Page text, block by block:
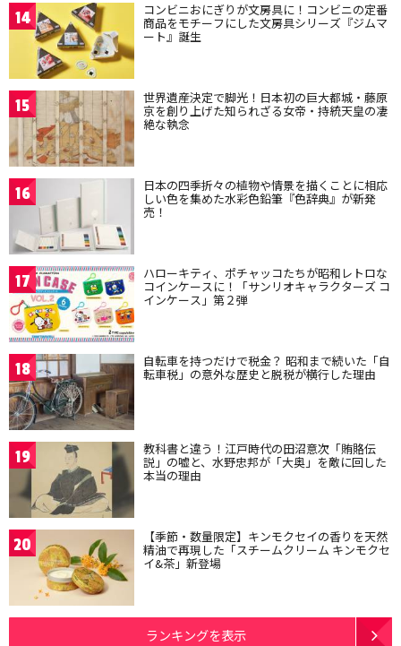
14 コンビニおにぎりが文房具に！コンビニの定番
商品をモチーフにした文房具シリーズ『ジムマ
ート』誕生
15 世界遺産決定で脚光！日本初の巨大都城・藤原
京を創り上げた知られざる女帝・持統天皇の凄
絶な執念
16 日本の四季折々の植物や情景を描くことに相応
しい色を集めた水彩色鉛筆『色辞典』が新発
売！
17 ハローキティ、ポチャッコたちが昭和レトロな
コインケースに！「サンリオキャラクターズ コ
インケース」第２弾
18 自転車を持つだけで税金？ 昭和まで続いた「自
転車税」の意外な歴史と脱税が横行した理由
19 教科書と違う！江戸時代の田沼意次「賄賂伝
説」の嘘と、水野忠邦が「大奥」を敵に回した
本当の理由
20 【季節・数量限定】キンモクセイの香りを天然
精油で再現した「スチームクリーム キンモクセ
イ&茶」新登場
ランキングを表示